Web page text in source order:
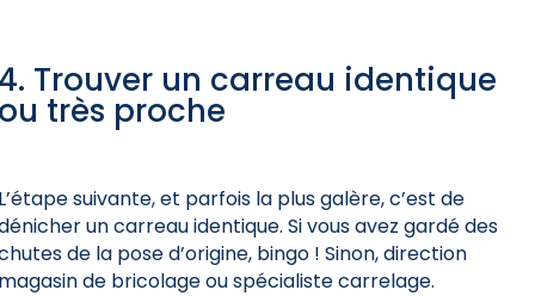
Trouver un carreau identique
très proche
suivante, et parfois la plus galère, c’est de
un carreau identique. Si vous avez gardé des
de la pose d’origine, bingo ! Sinon, direction
de bricolage ou spécialiste carrelage.